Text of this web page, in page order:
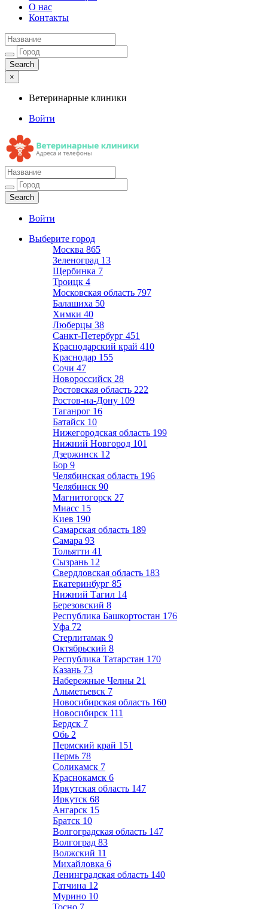
О нас
Контакты
×
Ветеринарные клиники
Войти
Ветеринарные клиники
Адреса и телефоны
Войти
Выберите город
Москва 865
Зеленоград 13
Щербинка 7
Троицк 4
Московская область 797
Балашиха 50
Химки 40
Люберцы 38
Санкт-Петербург 451
Краснодарский край 410
Краснодар 155
Сочи 47
Новороссийск 28
Ростовская область 222
Ростов-на-Дону 109
Таганрог 16
Батайск 10
Нижегородская область 199
Нижний Новгород 101
Дзержинск 12
Бор 9
Челябинская область 196
Челябинск 90
Магнитогорск 27
Миасс 15
Киев 190
Самарская область 189
Самара 93
Тольятти 41
Сызрань 12
Свердловская область 183
Екатеринбург 85
Нижний Тагил 14
Березовский 8
Республика Башкортостан 176
Уфа 72
Стерлитамак 9
Октябрьский 8
Республика Татарстан 170
Казань 73
Набережные Челны 21
Альметьевск 7
Новосибирская область 160
Новосибирск 111
Бердск 7
Обь 2
Пермский край 151
Пермь 78
Соликамск 7
Краснокамск 6
Иркутская область 147
Иркутск 68
Ангарск 15
Братск 10
Волгоградская область 147
Волгоград 83
Волжский 11
Михайловка 6
Ленинградская область 140
Гатчина 12
Мурино 10
Тосно 7